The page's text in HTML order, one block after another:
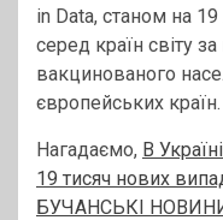
in Data, станом на
серед країн світу
вакцинованого
європейських країн.
Нагадаємо, В
19 тисяч нових
БУЧАНСЬКІ НОВИНИ